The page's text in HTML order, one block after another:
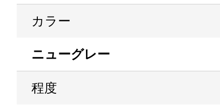
カラー
ニューグレー
程度